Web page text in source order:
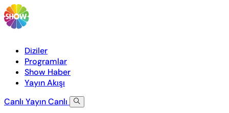
Diziler
Programlar
Show Haber
Yayın Akışı
Canlı YayınCanlı